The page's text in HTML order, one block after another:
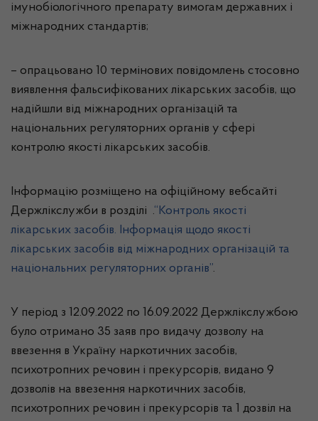
імунобіологічного препарату вимогам державних і
міжнародних стандартів;
– опрацьовано 10 термінових повідомлень стосовно
виявлення фальсифікованих лікарських засобів, що
надійшли від міжнародних організацій та
національних регуляторних органів у сфері
контролю якості лікарських засобів.
Інформацію розміщено на офіційному вебсайті
Держлікслужби в розділі .“Контроль якості
лікарських засобів. Інформація щодо якості
лікарських засобів від міжнародних організацій та
національних регуляторних органів”.
У період з 12.09.2022 по 16.09.2022 Держлікслужбою
було отримано 35 заяв про видачу дозволу на
ввезення в Україну наркотичних засобів,
психотропних речовин і прекурсорів, видано 9
дозволів на ввезення наркотичних засобів,
психотропних речовин і прекурсорів та 1 дозвіл на